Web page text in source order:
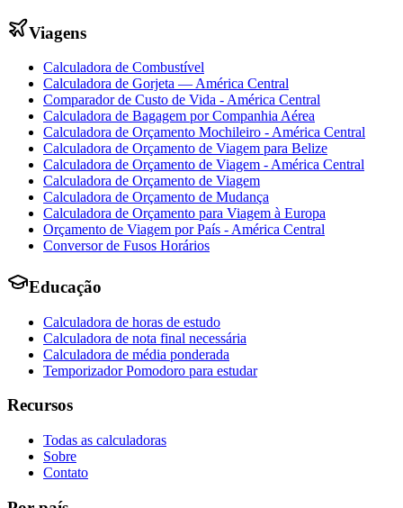
Viagens
Calculadora de Combustível
Calculadora de Gorjeta — América Central
Comparador de Custo de Vida - América Central
Calculadora de Bagagem por Companhia Aérea
Calculadora de Orçamento Mochileiro - América Central
Calculadora de Orçamento de Viagem para Belize
Calculadora de Orçamento de Viagem - América Central
Calculadora de Orçamento de Viagem
Calculadora de Orçamento de Mudança
Calculadora de Orçamento para Viagem à Europa
Orçamento de Viagem por País - América Central
Conversor de Fusos Horários
Educação
Calculadora de horas de estudo
Calculadora de nota final necessária
Calculadora de média ponderada
Temporizador Pomodoro para estudar
Recursos
Todas as calculadoras
Sobre
Contato